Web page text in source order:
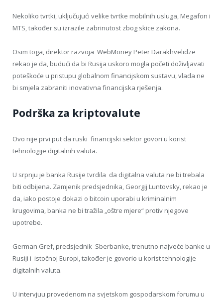
Nekoliko tvrtki, uključujući velike tvrtke mobilnih usluga, Megafon i
MTS, također su izrazile zabrinutost zbog skice zakona.
Osim toga, direktor razvoja WebMoney Peter Darakhvelidze
rekao je da, budući da bi Rusija uskoro mogla početi doživljavati
poteškoće u pristupu globalnom financijskom sustavu, vlada ne
bi smjela zabraniti inovativna financijska rješenja.
Podrška za kriptovalute
Ovo nije prvi put da ruski financijski sektor govori u korist
tehnologije digitalnih valuta.
U srpnju je banka Rusije tvrdila da digitalna valuta ne bi trebala
biti odbijena. Zamjenik predsjednika, Georgij Luntovsky, rekao je
da, iako postoje dokazi o bitcoin uporabi u kriminalnim
krugovima, banka ne bi tražila „oštre mjere“ protiv njegove
upotrebe.
German Gref, predsjednik Sberbanke, trenutno najveće banke u
Rusiji i istočnoj Europi, također je govorio u korist tehnologije
digitalnih valuta.
U intervjuu provedenom na svjetskom gospodarskom forumu u